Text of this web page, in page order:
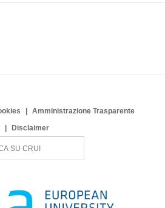
Amministrazione Trasparente
Disclaimer